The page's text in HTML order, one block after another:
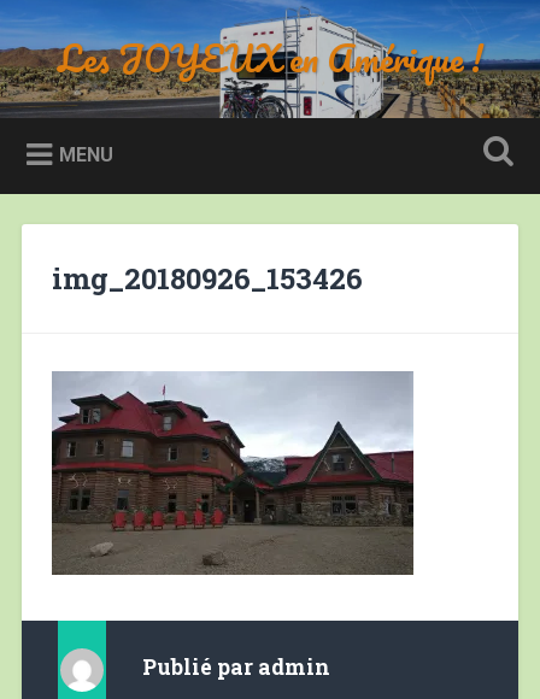
au
contenu
principal
RechercheLes JOYEUX en Amérique !
MENU
img_20180926_153426
Publié par admin